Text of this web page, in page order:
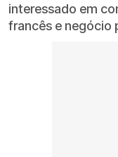
interessado em
francês e negócio